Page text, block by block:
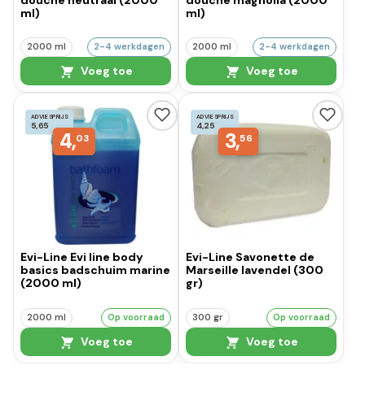
ml)
2000 ml 2-4 werkdagen
Voeg toe
ml)
2000 ml 2-4 werkdagen
Voeg toe
ADVIESPRIJS
5,65
4,03
Evi-Line Evi line body
basics badschuim marine
(2000 ml)
2000 ml Op voorraad
Voeg toe
ADVIESPRIJS
4,25
3,56
Evi-Line Savonette de
Marseille lavendel (300
gr)
300 gr Op voorraad
Voeg toe